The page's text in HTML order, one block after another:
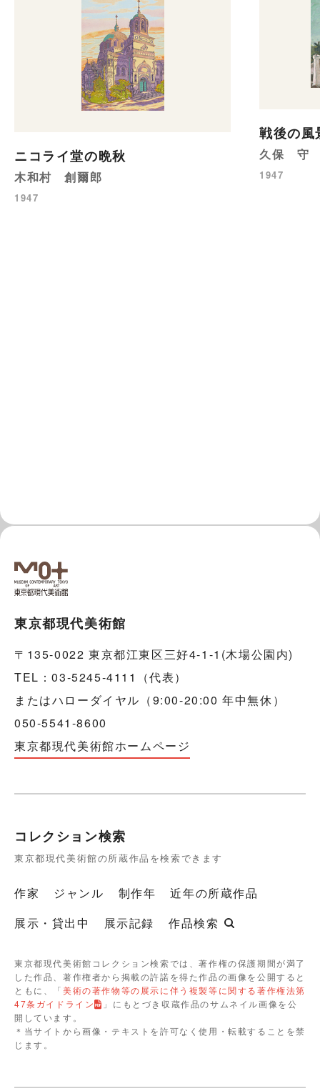
ニコライ堂の晩秋
木和村 創爾郎
1947
戦後の風
久保 守
1947
東京都現代美術館
〒135-0022 東京都江東区三好4-1-1(木場公園内)
TEL：03-5245-4111（代表）
またはハローダイヤル（9:00-20:00 年中無休）
050-5541-8600
東京都現代美術館ホームページ
コレクション検索
東京都現代美術館の所蔵作品を検索できます
作家 ジャンル 制作年
近年の所蔵作品
展示・貸出中
展示記録 作品検索
東京都現代美術館コレクション検索では、著作権の保護期間が満了
した作品、著作権者から掲載の許諾を得た作品の画像を公開すると
ともに、「美術の著作物等の展示に伴う複製等に関する著作権法第
47条ガイドライン
」にもとづき収蔵作品のサムネイル画像を公
開しています。
＊当サイトから画像・テキストを許可なく使用・転載することを禁
じます。